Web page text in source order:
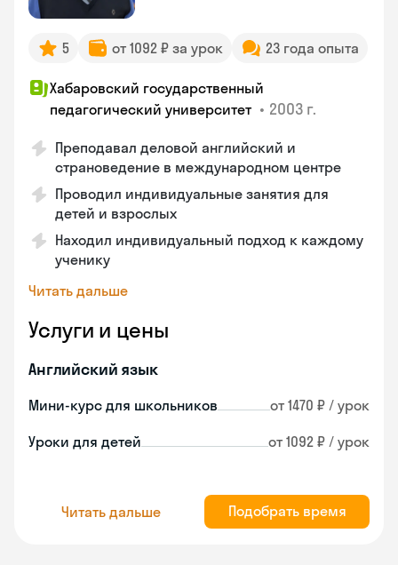
5 от 1092 ₽ за урок 23 года опыта
Хабаровский государственный
педагогический университет • 2003 г.
Преподавал деловой английский и
страноведение в международном центре
Проводил индивидуальные занятия для
детей и взрослых
Находил индивидуальный подход к каждому
ученику
Читать дальше
Услуги и цены
Английский язык
Мини-курс для школьников от 1470 ₽ / урок
Уроки для детей от 1092 ₽ / урок
Читать дальше Подобрать время